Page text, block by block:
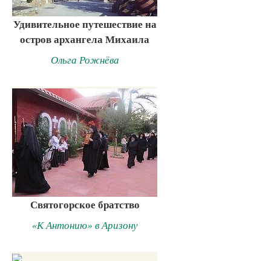
Удивительное путешествие на
остров архангела Михаила
Ольга Рожнёва
Святогорское братство
«К Антонию» в Аризону